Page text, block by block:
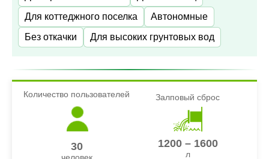
Для коттеджного поселка
Автономные
Без откачки
Для высоких грунтовых вод
Количество пользователей
30
Залповый сброс
1200 – 1600
л